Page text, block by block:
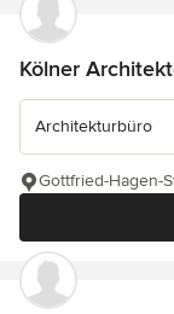
Kölner
Architekturbüro
Gottfried-Hagen-